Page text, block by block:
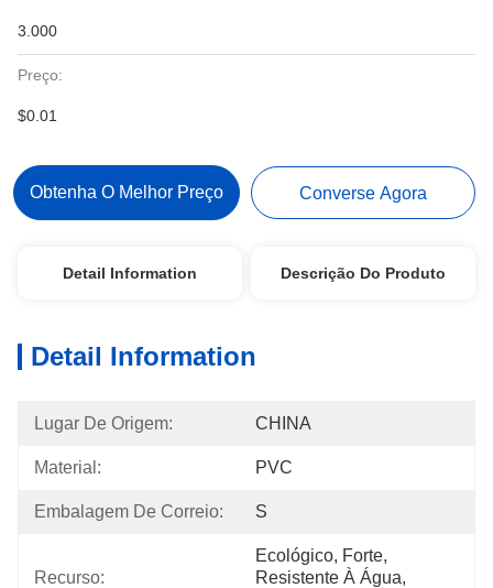
3.000
Preço:
$0.01
Obtenha O Melhor Preço Converse Agora
Detail Information Descrição Do Produto
Detail Information
Lugar De Origem: CHINA
Material: PVC
Embalagem De Correio: S
Recurso:
Ecológico, Forte,
Resistente À Água,